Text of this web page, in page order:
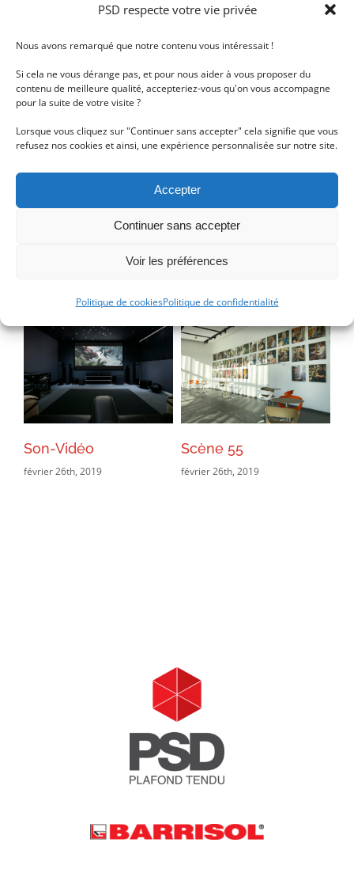
PSD respecte votre vie privée
Nous avons remarqué que notre contenu vous intéressait !
Si cela ne vous dérange pas, et pour nous aider à vous proposer du
contenu de meilleure qualité, accepteriez-vous qu'on vous accompagne
pour la suite de votre visite ?
Lorsque vous cliquez sur "Continuer sans accepter" cela signifie que vous
refusez nos cookies et ainsi, une expérience personnalisée sur notre site.
Accepter
Continuer sans accepter
Voir les préférences
Politique de cookiesPolitique de confidentialité
Détails du projet
Catégories:
Plafond tendu
Traitement acoustique
Son-Vidéo
février 26th, 2019
Scène 55
février 26th, 2019